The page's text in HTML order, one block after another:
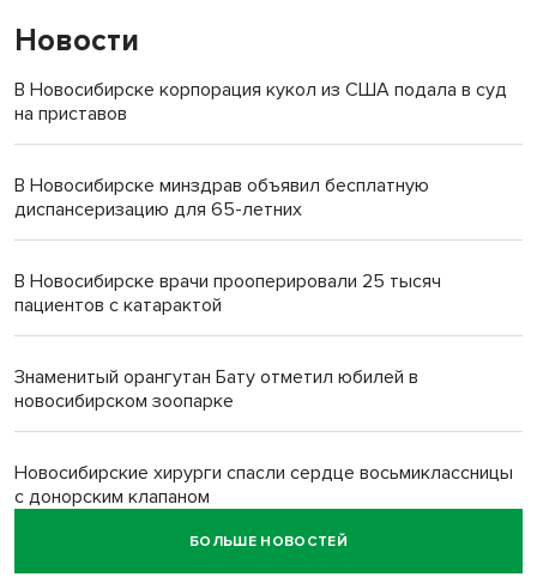
Новости
В Новосибирске корпорация кукол из США подала в суд
на приставов
В Новосибирске минздрав объявил бесплатную
диспансеризацию для 65-летних
В Новосибирске врачи прооперировали 25 тысяч
пациентов с катарактой
Знаменитый орангутан Бату отметил юбилей в
новосибирском зоопарке
Новосибирские хирурги спасли сердце восьмиклассницы
с донорским клапаном
Более тысячи новосибирцев открыли День
БОЛЬШЕ НОВОСТЕЙ